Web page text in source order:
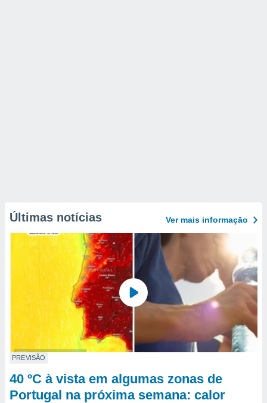
Últimas notícias Ver mais informaçāo
PREVISÃO
40 ºC à vista em algumas zonas de
Portugal na próxima semana: calor